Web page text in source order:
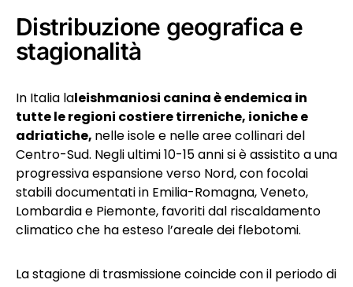
Distribuzione geografica e
stagionalità
In Italia laleishmaniosi canina è endemica in
tutte le regioni costiere tirreniche, ioniche e
adriatiche, nelle isole e nelle aree collinari del
Centro-Sud. Negli ultimi 10-15 anni si è assistito a una
progressiva espansione verso Nord, con focolai
stabili documentati in Emilia-Romagna, Veneto,
Lombardia e Piemonte, favoriti dal riscaldamento
climatico che ha esteso l’areale dei flebotomi.
La stagione di trasmissione coincide con il periodo di